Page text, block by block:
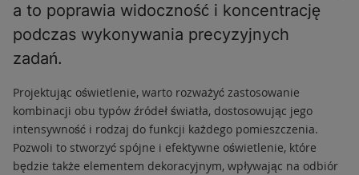
a to poprawia widoczność i koncentrację
podczas wykonywania precyzyjnych
zadań.
Projektując oświetlenie, warto rozważyć zastosowanie
kombinacji obu typów źródeł światła, dostosowując jego
intensywność i rodzaj do funkcji każdego pomieszczenia.
Pozwoli to stworzyć spójne i efektywne oświetlenie, które
będzie także elementem dekoracyjnym, wpływając na odbiór